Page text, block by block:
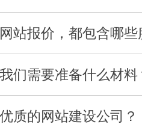
河北省浙江省会
网站制作
站报价，都包含哪些
们需要准备什么材料
质的网站建设公司？